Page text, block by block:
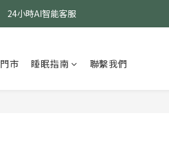
24小時AI智能客服
定醫療級款式 贈乳膠枕
市 睡眠指南 聯繫我們